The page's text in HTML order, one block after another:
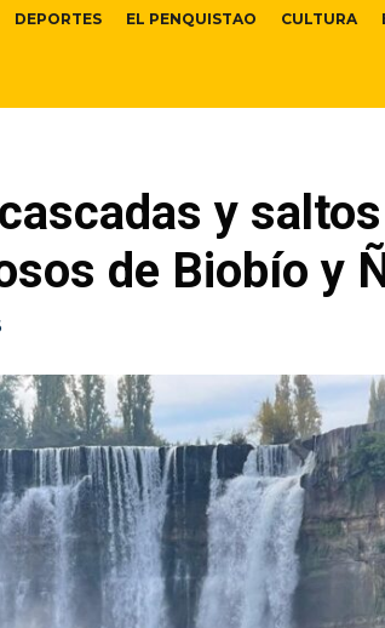
DEPORTES EL PENQUISTAO CULTURA
y
de Biobío y